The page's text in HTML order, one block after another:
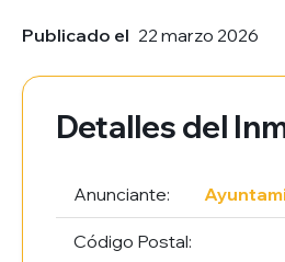
Publicado el 22 marzo 2026
Detalles del
Anunciante:
Código Postal: